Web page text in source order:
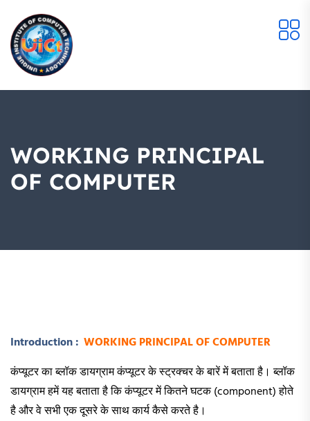
WORKING PRINCIPAL
OF COMPUTER
Introduction : WORKING PRINCIPAL OF COMPUTER
कंप्यूटर का ब्लॉक डायग्राम कंप्यूटर के स्ट्रक्चर के बारें में बताता है। ब्लॉक
डायग्राम हमें यह बताता है कि कंप्यूटर में कितने घटक (component) होते
है और वे सभी एक दूसरे के साथ कार्य कैसे करते है।